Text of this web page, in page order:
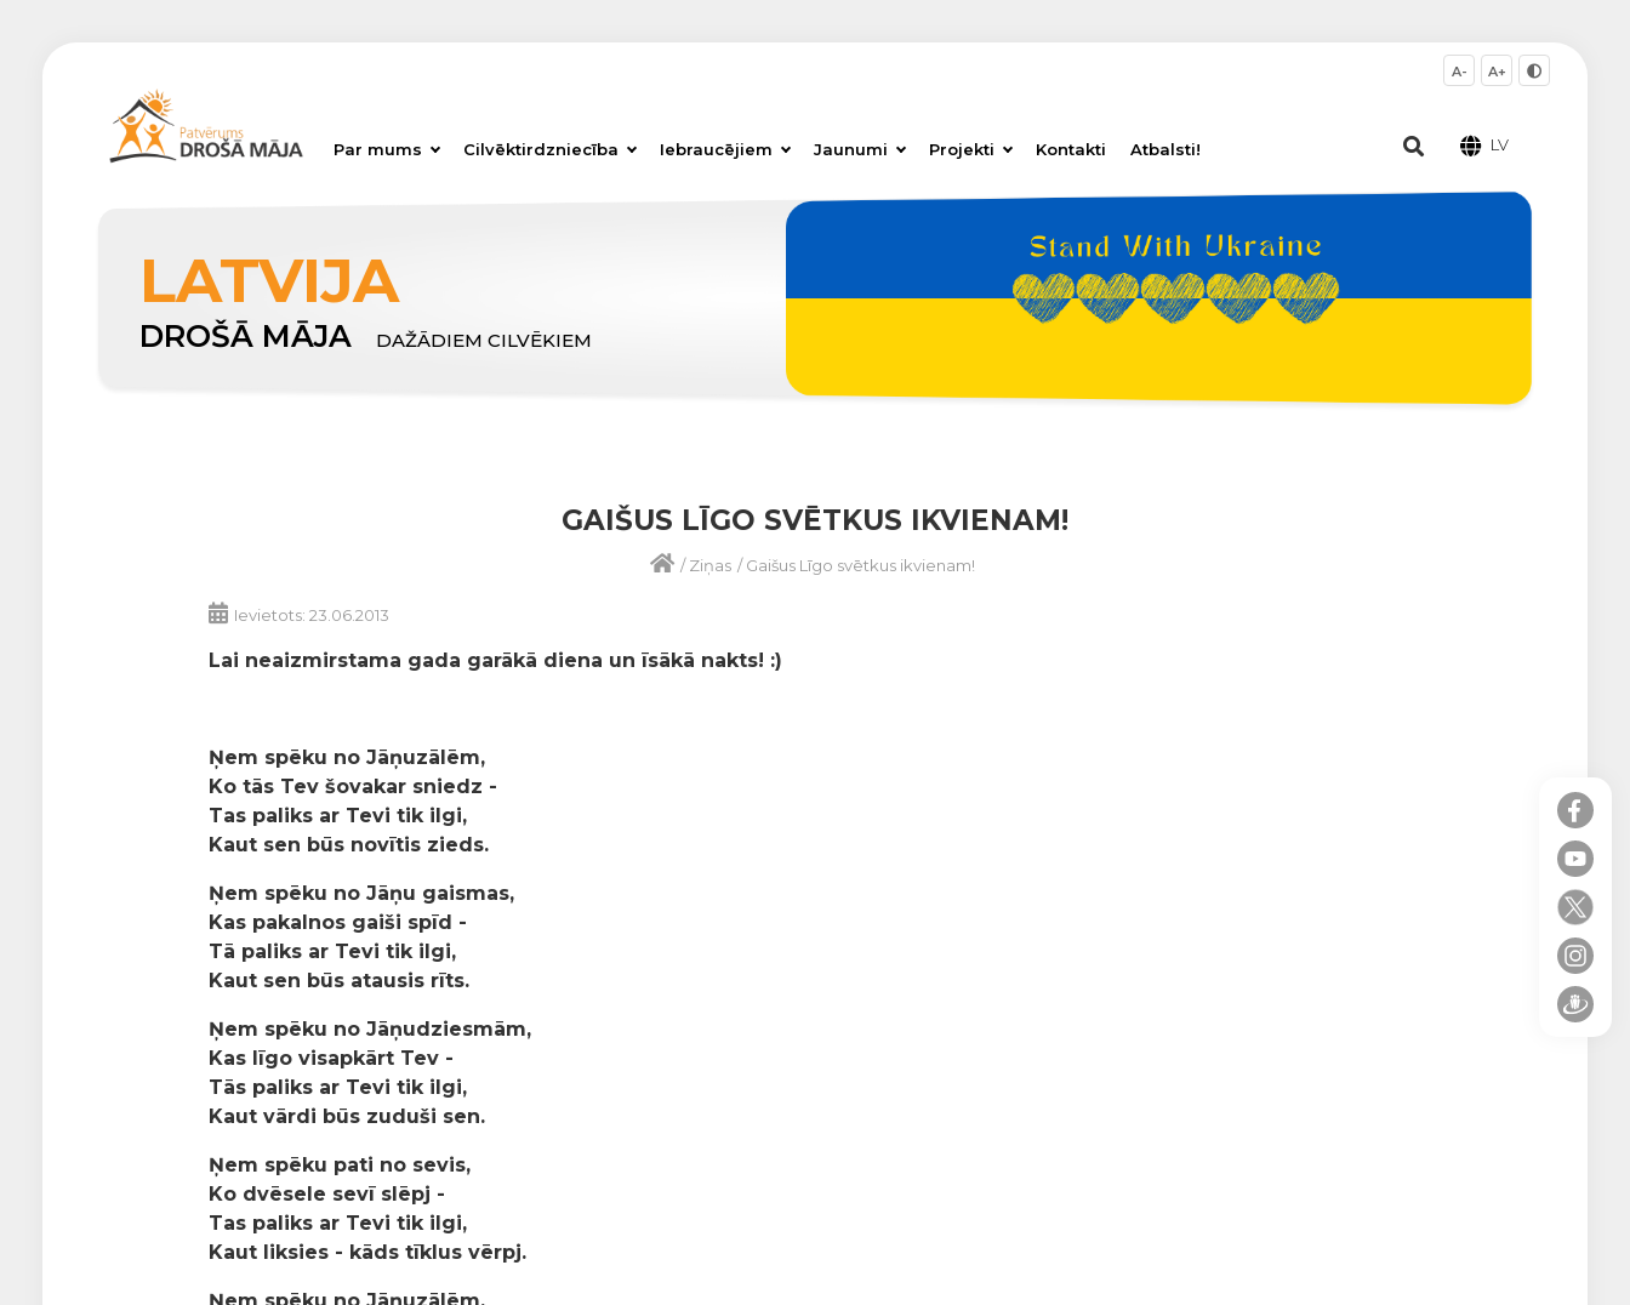
Par mums Cilvēktirdzniecība Iebraucējiem Jaunumi Projekti Kontakti Atbalsti!
A- A+
LV
LATVIJA
DROŠĀ MĀJA DAŽĀDIEM CILVĒKIEM
GAIŠUS LĪGO SVĒTKUS IKVIENAM!
/Ziņas /Gaišus Līgo svētkus ikvienam!
Ievietots: 23.06.2013
Lai neaizmirstama gada garākā diena un īsākā nakts! :)
Ņem spēku no Jāņuzālēm,
Ko tās Tev šovakar sniedz -
Tas paliks ar Tevi tik ilgi,
Kaut sen būs novītis zieds.
Ņem spēku no Jāņu gaismas,
Kas pakalnos gaiši spīd -
Tā paliks ar Tevi tik ilgi,
Kaut sen būs atausis rīts.
Ņem spēku no Jāņudziesmām,
Kas līgo visapkārt Tev -
Tās paliks ar Tevi tik ilgi,
Kaut vārdi būs zuduši sen.
Ņem spēku pati no sevis,
Ko dvēsele sevī slēpj -
Tas paliks ar Tevi tik ilgi,
Kaut liksies - kāds tīklus vērpj.